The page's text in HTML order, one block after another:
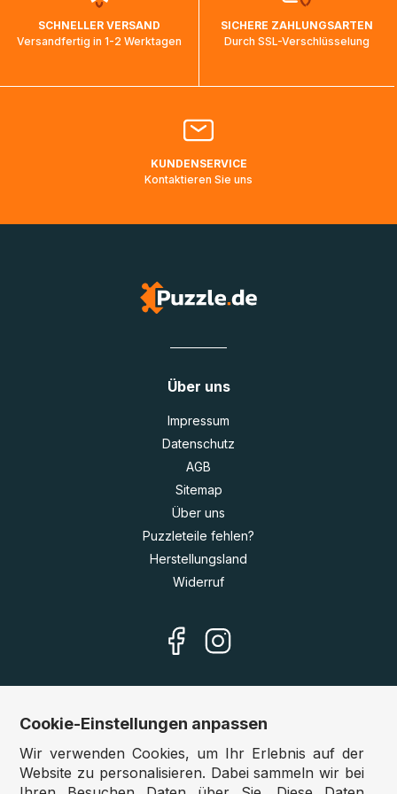
ankommen und von der dortigen Zustellorganisation weiter
bearbeitet werden.
Bitte kontaktieren Sie denKundenservicefalls Ihr Paket
Lieferadressen in Deutschland oder Europa mehrere Tage
SCHNELLER VERSAND
Versandfertig in 1-2 Werktagen
SICHERE ZAHLUNGSARTEN
Durch SSL-Verschlüsselung
KUNDENSERVICE
Kontaktieren Sie uns
Über uns
Impressum
Datenschutz
AGB
Sitemap
Über uns
Puzzleteile fehlen?
Herstellungsland
Widerruf
Unsere Shops
Deutschland:www.puzzle.de
Cookie-Einstellungen anpassen
Wir verwenden Cookies, um Ihr Erlebnis auf der
Website zu personalisieren. Dabei sammeln wir bei